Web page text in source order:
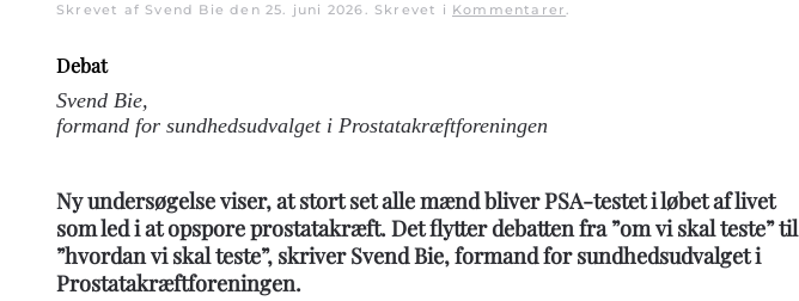
Skrevet af Svend Bie den 25. juni 2026. Skrevet i Kommentarer.
Debat
Svend Bie,
formand for sundhedsudvalget i Prostatakræftforeningen
Ny undersøgelse viser, at stort set alle mænd bliver PSA-testet i løbet af livet
som led i at opspore prostatakræft. Det flytter debatten fra ”om vi skal teste” til
”hvordan vi skal teste”, skriver Svend Bie, formand for sundhedsudvalget i
Prostatakræftforeningen.